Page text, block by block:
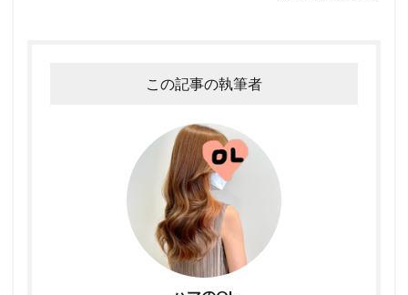
この記事の執筆者